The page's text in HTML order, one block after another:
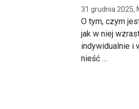
31 grudnia 2025,
O tym, czym
jak w niej
indywidualnie i
nieść …